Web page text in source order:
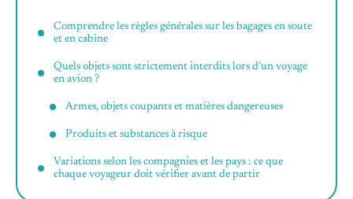
Comprendre les règles générales sur les bagages en soute
et en cabine
Quels objets sont strictement interdits lors d’un voyage
en avion ?
Armes, objets coupants et matières dangereuses
Produits et substances à risque
Variations selon les compagnies et les pays : ce que
chaque voyageur doit vérifier avant de partir